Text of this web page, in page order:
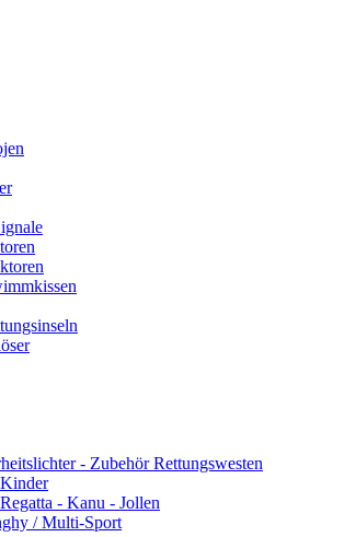
- Zubehör Rettungswesten
- Kanu - Jollen
/ Multi-Sport